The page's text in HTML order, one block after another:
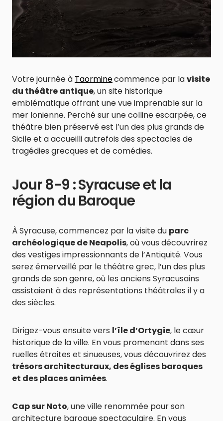
Votre journée à Taorminecommence par lavisite
du théâtre antique, un site historique
emblématique offrant une vue imprenable sur la
mer Ionienne. Perché sur une colline escarpée, ce
théâtre bien préservé est l’un des plus grands de
Sicile et a accueilli autrefois des spectacles de
tragédies grecques et de comédies.
Jour 8-9 : Syracuse et la
région du Baroque
À Syracuse, commencez par la visite du parc
archéologique de Neapolis, où vous découvrirez
des vestiges impressionnants de l’Antiquité. Vous
serez émerveillé par le théâtre grec, l’un des plus
grands de son genre, où les anciens Syracusains
assistaient à des représentations théâtrales il y a
des siècles.
Dirigez-vous ensuite vers l’île d’Ortygie, le cœur
historique de la ville. En vous promenant dans ses
ruelles étroites et sinueuses, vous découvrirez des
trésors architecturaux, des églises baroques
et des places animées.
Cap sur Noto, une ville renommée pour son
architecture baroque spectaculaire. En vous